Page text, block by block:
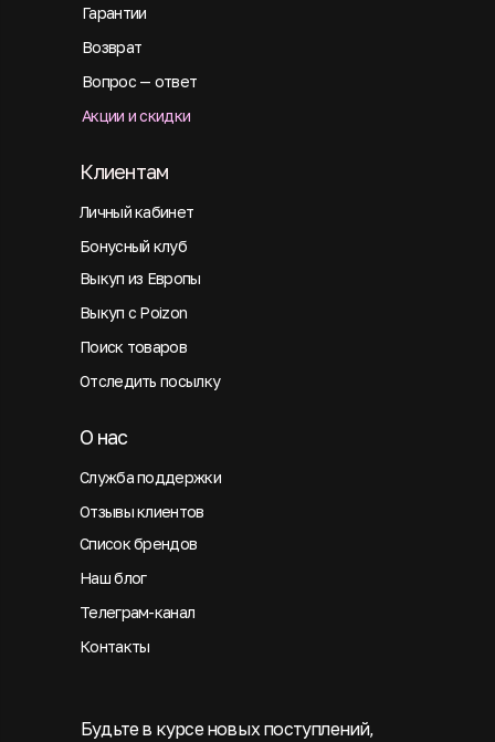
Будьте в курсе новых поступлений,
Гарантии
Возврат
Вопрос — ответ
Акции и скидки
Личный кабинет
Клиентам
Бонусный клуб
Выкуп из Европы
Выкуп с Poizon
Поиск товаров
Отследить посылку
Служба поддержки
О нас
Отзывы клиентов
Список брендов
Наш блог
Телеграм-канал
Контакты